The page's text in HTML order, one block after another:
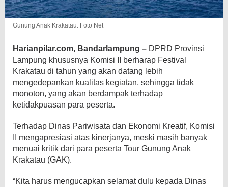
Gunung Anak Krakatau. Foto Net
Harianpilar.com, Bandarlampung – DPRD Provinsi
Lampung khususnya Komisi II berharap Festival
Krakatau di tahun yang akan datang lebih
mengedepankan kualitas kegiatan, sehingga tidak
monoton, yang akan berdampak terhadap
ketidakpuasan para peserta.
Terhadap Dinas Pariwisata dan Ekonomi Kreatif, Komisi
II mengapresiasi atas kinerjanya, meski masih banyak
menuai kritik dari para peserta Tour Gunung Anak
Krakatau (GAK).
“Kita harus mengucapkan selamat dulu kepada Dinas